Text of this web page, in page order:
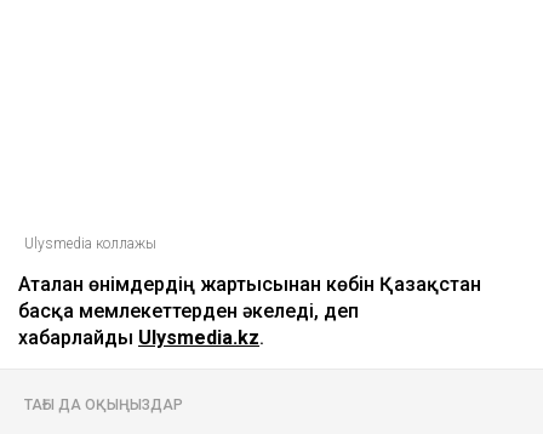
Ulysmedia коллажы
Аталған өнімдердің жартысынан көбін Қазақстан
басқа мемлекеттерден әкеледі, деп
хабарлайды Ulysmedia.kz.
ТАҒЫ ДА ОҚЫҢЫЗДАР